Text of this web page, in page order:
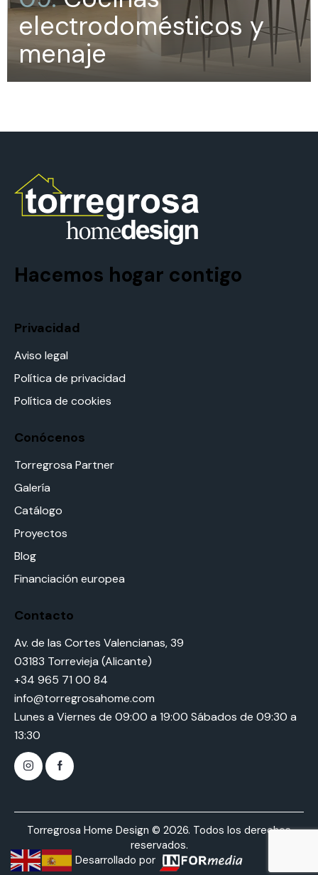
electrodomésticos y
menaje
Hacemos hogar contigo
Privacidad
Aviso legal
Política de privacidad
Política de cookies
Conócenos
Torregrosa Partner
Galería
Catálogo
Proyectos
Blog
Financiación europea
Contacto
Av. de las Cortes Valencianas, 39
03183 Torrevieja (Alicante)
+34 965 71 00 84
info@torregrosahome.com
Lunes a Viernes de 09:00 a 19:00 Sábados de 09:30 a
13:30
Torregrosa Home Design © 2026. Todos los derechos
reservados.
Desarrollado por